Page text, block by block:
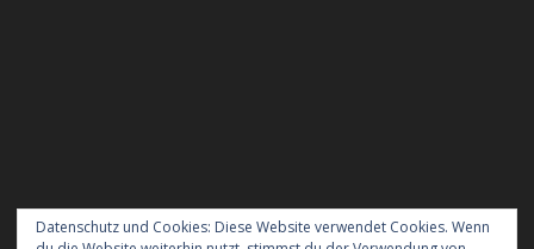
Datenschutz und Cookies: Diese Website verwendet Cookies. Wenn